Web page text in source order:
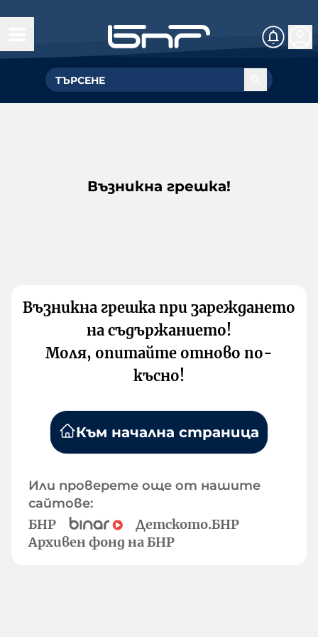
Възникна грешка!
Възникна грешка при зареждането
на съдържанието!
Моля, опитайте отново по-
късно!
Към начална страница
Или проверете още от нашите
сайтове:
БНР
Детското.БНР
Архивен фонд на БНР